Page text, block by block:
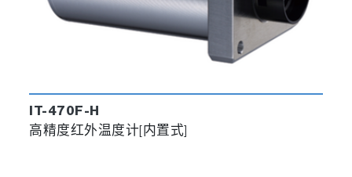
IT-470F-H
高精度红外温度计[内置式]